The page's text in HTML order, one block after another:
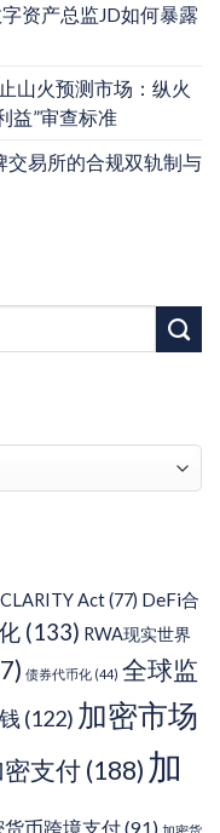
资产总监JD如何暴露
山火预测市场：纵火
益”审查标准
交易所的合规双轨制与
CLARITY Act(77) DeFi合
(133) RWA现实世界
债券代币化 (44) 全球监
(122) 加密市场
密支付 (188) 加
货币跨境支付(91)